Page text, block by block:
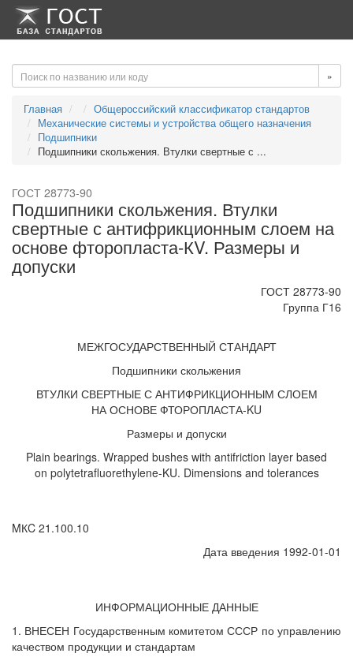
-->-->
»
Главная
Общероссийский классификатор стандартов
Механические системы и устройства общего назначения
Подшипники
Подшипники скольжения. Втулки свертные с ...
ГОСТ 28773-90
Подшипники скольжения. Втулки
свертные с антифрикционным слоем на
основе фторопласта-КV. Размеры и
допуски
ГОСТ 28773-90
Группа Г16
МЕЖГОСУДАРСТВЕННЫЙ СТАНДАРТ
Подшипники скольжения
ВТУЛКИ СВЕРТНЫЕ С АНТИФРИКЦИОННЫМ СЛОЕМ
НА ОСНОВЕ ФТОРОПЛАСТА-KU
Размеры и допуски
Plain bearings. Wrapped bushes with antifriction layer based
on polytetrafluorethylene-KU. Dimensions and tolerances
MКC 21.100.10
Дата введения 1992-01-01
ИНФОРМАЦИОННЫЕ ДАННЫЕ
1. ВНЕСЕН Государственным комитетом СССР по управлению
качеством продукции и стандартам